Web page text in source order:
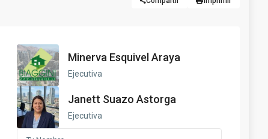
Minerva Esquivel Araya
Ejecutiva
Janett Suazo Astorga
Ejecutiva